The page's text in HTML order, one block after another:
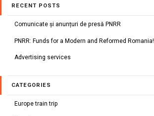
RECENT POSTS
Comunicate și anunțuri de presă PNRR
PNRR: Funds for a Modern and Reformed Romania!
Advertising services
CATEGORIES
Europe train trip